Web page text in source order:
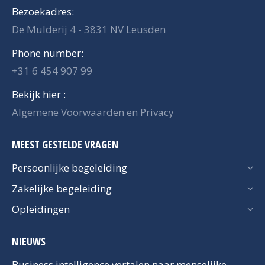
Bezoekadres:
De Mulderij 4 - 3831 NV Leusden
Phone number:
+31 6 454 907 99
Bekijk hier :
Algemene Voorwaarden en Privacy
MEEST GESTELDE VRAGEN
Persoonlijke begeleiding
Zakelijke begeleiding
Opleidingen
NIEUWS